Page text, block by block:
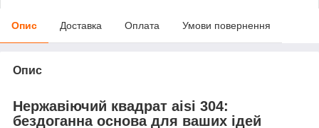
Опис Доставка Оплата Умови повернення
Опис
Нержавіючий квадрат aisi 304:
бездоганна основа для ваших ідей